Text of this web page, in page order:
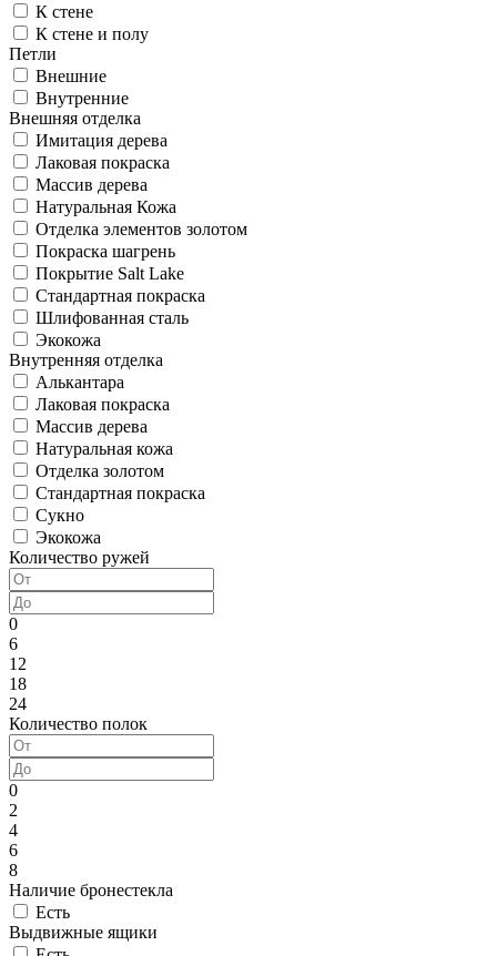
К стене
К стене и полу
Петли
Внешние
Внутренние
Внешняя отделка
Имитация дерева
Лаковая покраска
Массив дерева
Натуральная Кожа
Отделка элементов золотом
Покраска шагрень
Покрытие Salt Lake
Стандартная покраска
Шлифованная сталь
Экокожа
Внутренняя отделка
Алькантара
Лаковая покраска
Массив дерева
Натуральная кожа
Отделка золотом
Стандартная покраска
Сукно
Экокожа
Количество ружей
0
6
12
18
24
Количество полок
0
2
4
6
8
Наличие бронестекла
Есть
Выдвижные ящики